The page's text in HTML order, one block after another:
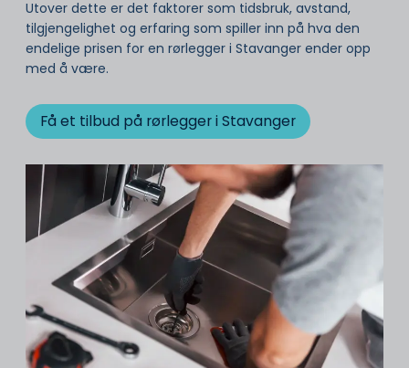
Utover dette er det faktorer som tidsbruk, avstand,
tilgjengelighet og erfaring som spiller inn på hva den
endelige prisen for en rørlegger i Stavanger ender opp
med å være.
Få et tilbud på rørlegger i Stavanger